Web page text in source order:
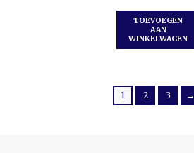
TOEVOEGEN
AAN
WINKELWAGEN
1 2 3 →